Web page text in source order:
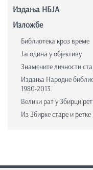
Издања НБЈА
Изложбе
Библиотека кроз време
Јагодина у објективу
Знамените личности
Издања Народне
1980-2013.
Велики рат у Збирци
Из Збирке старе и